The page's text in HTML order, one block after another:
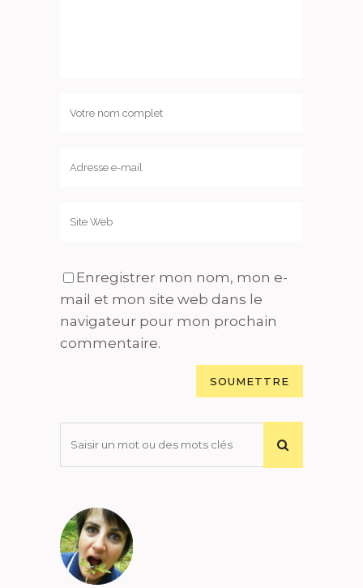
Enregistrer mon nom, mon e-
mail et mon site web dans le
navigateur pour mon prochain
commentaire.